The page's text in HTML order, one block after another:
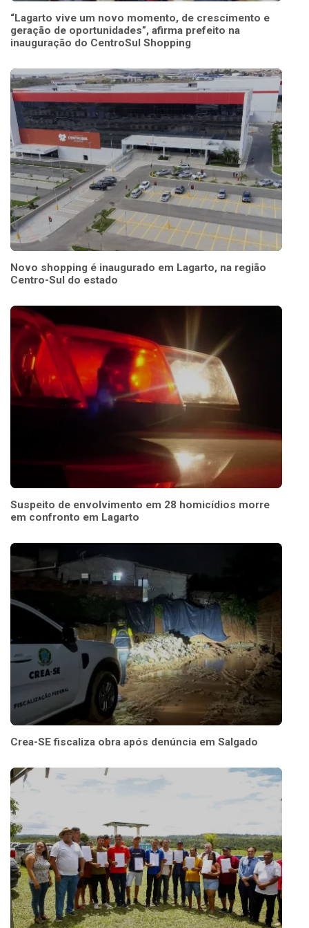
“Lagarto vive um novo momento, de crescimento e
geração de oportunidades”, afirma prefeito na
inauguração do CentroSul Shopping
Novo shopping é inaugurado em Lagarto, na região
Centro-Sul do estado
Suspeito de envolvimento em 28 homicídios morre
em confronto em Lagarto
Crea-SE fiscaliza obra após denúncia em Salgado